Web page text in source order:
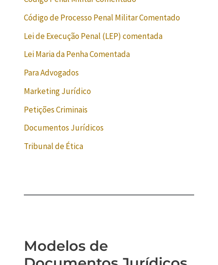
Código de Processo Penal Militar Comentado
Lei de Execução Penal (LEP) comentada
Lei Maria da Penha Comentada
Para Advogados
Marketing Jurídico
Petições Criminais
Documentos Jurídicos
Tribunal de Ética
Modelos de